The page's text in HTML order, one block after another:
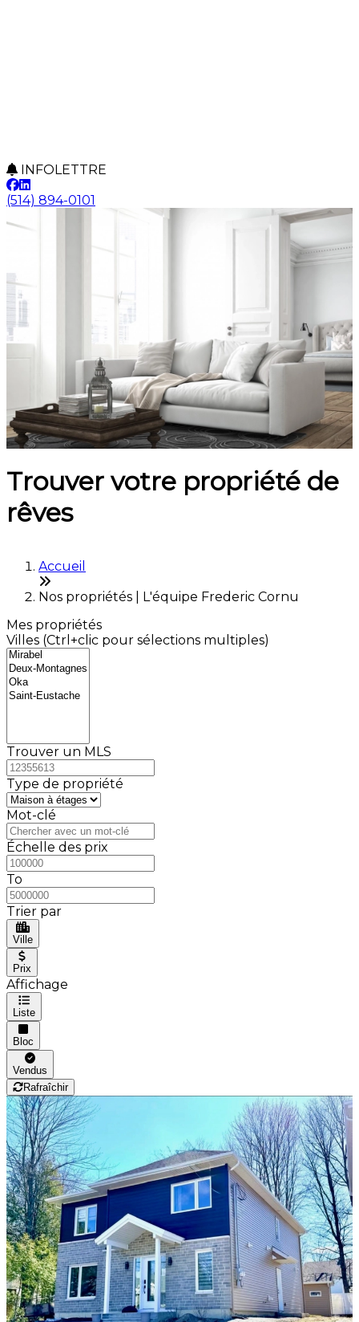
INFOLETTRE
(514) 894-0101
Trouver votre propriété de
rêves
Accueil
Nos propriétés | L'équipe Frederic Cornu
Mes propriétés
Villes (Ctrl+clic pour sélections multiples)
Trouver un MLS
Type de propriété
Mot-clé
Échelle des prix
To
Trier par
Ville
Prix
Affichage
Liste
Bloc
Vendus
Rafraîchir